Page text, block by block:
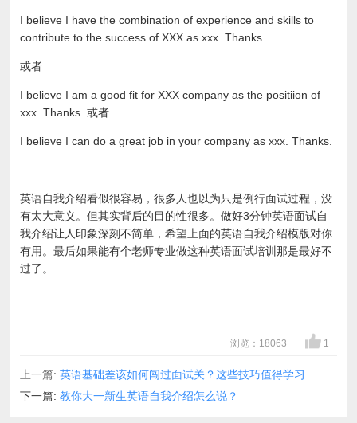
I believe I have the combination of experience and skills to
contribute to the success of XXX as xxx. Thanks.
或者
I believe I am a good fit for XXX company as the positiion of
xxx. Thanks. 或者
I believe I can do a great job in your company as xxx. Thanks.
英语自我介绍看似很容易，很多人也以为只是例行面试过程，没
有太大意义。但其实背后的目的性很多。做好3分钟英语面试自
我介绍让人印象深刻不简单，希望上面的英语自我介绍模版对你
有用。最后如果能有个老师专业做这种英语面试培训那是最好不
过了。
浏览：18063 1
上一篇:英语基础差该如何闯过面试关？这些技巧值得学习
下一篇:教你大一新生英语自我介绍怎么说？